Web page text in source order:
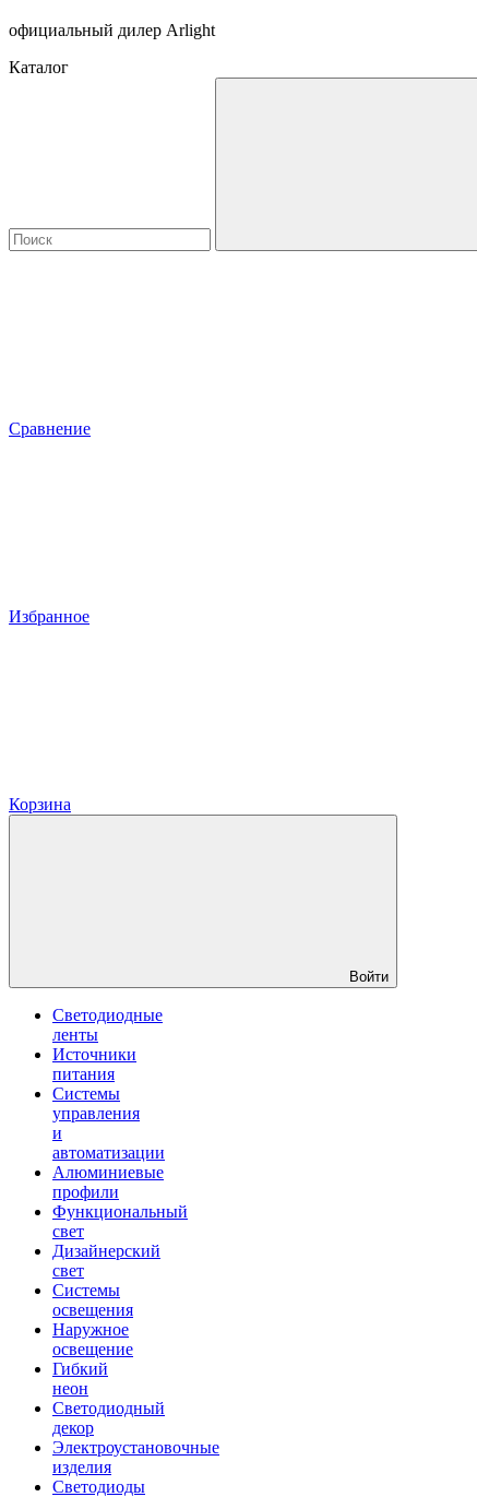
официальный дилер Arlight
Каталог
Сравнение
Избранное
Корзина
Войти
Светодиодные
ленты
Источники
питания
Системы
управления
и
автоматизации
Алюминиевые
профили
Функциональный
свет
Дизайнерский
свет
Системы
освещения
Наружное
освещение
Гибкий
неон
Светодиодный
декор
Электроустановочные
изделия
Светодиоды